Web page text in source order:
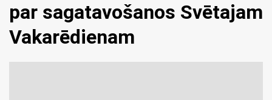
par sagatavošanos Svētajam
Vakarēdienam